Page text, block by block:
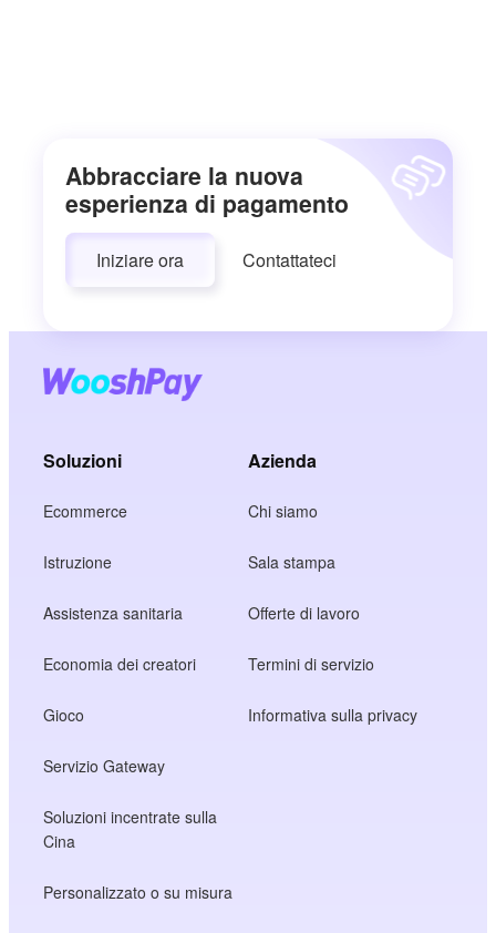
Abbracciare la nuova
esperienza di pagamento
Iniziare ora Contattateci
Soluzioni
Ecommerce
Istruzione
Assistenza sanitaria
Economia dei creatori
Gioco
Servizio Gateway
Soluzioni incentrate sulla
Cina
Personalizzato o su misura
Azienda
Chi siamo
Sala stampa
Offerte di lavoro
Termini di servizio
Informativa sulla privacy